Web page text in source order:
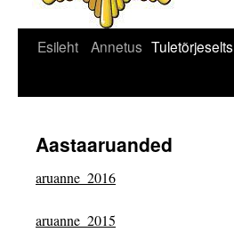
Liigu
Esileht Annetus Tuletõrjeselts
Aastaaruanded
aruanne_2016
aruanne_2015